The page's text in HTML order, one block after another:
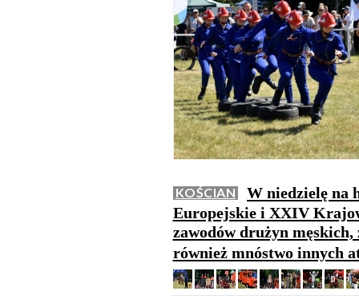
KOŚCIAN
W niedzielę na
Europejskie i XXIV
zawodów drużyn
również mnóstwo innych